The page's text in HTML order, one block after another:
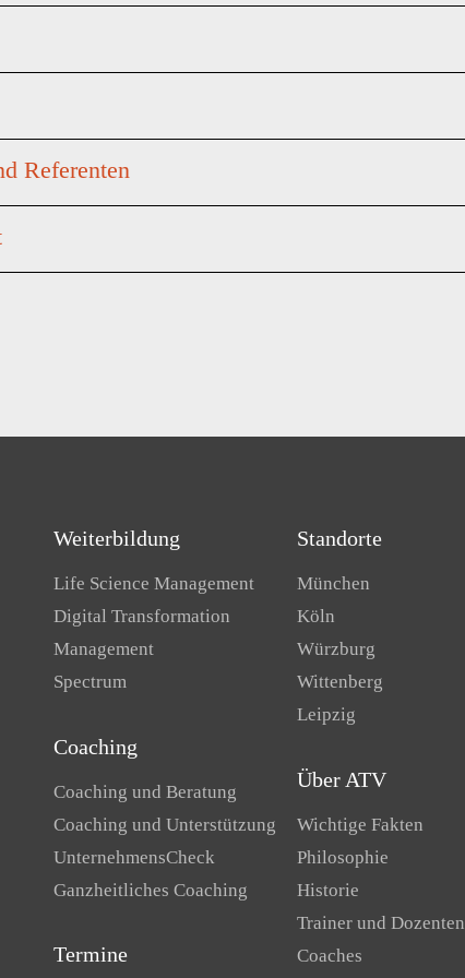
Referenten
Weiterbildung
Life Science Management
Digital Transformation
Management
Spectrum
Coaching
Coaching und Beratung
Coaching und Unterstützung
UnternehmensCheck
Ganzheitliches Coaching
Termine
Standorte
München
Köln
Würzburg
Wittenberg
Leipzig
Über ATV
Wichtige Fakten
Philosophie
Historie
Trainer und Dozenten
Coaches